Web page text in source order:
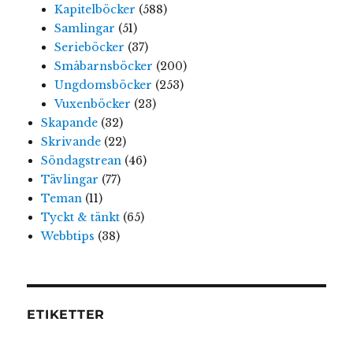
Kapitelböcker (588)
Samlingar (51)
Serieböcker (37)
Småbarnsböcker (200)
Ungdomsböcker (253)
Vuxenböcker (23)
Skapande(32)
Skrivande(22)
Söndagstrean(46)
Tävlingar (77)
Teman(11)
Tyckt & tänkt(65)
Webbtips (38)
ETIKETTER